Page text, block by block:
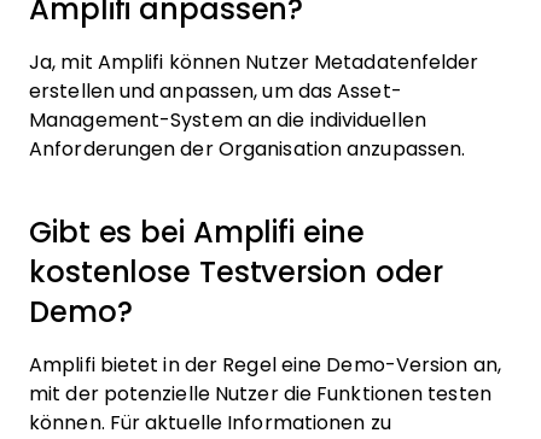
Amplifi anpassen?
Ja, mit Amplifi können Nutzer Metadatenfelder
erstellen und anpassen, um das Asset-
Management-System an die individuellen
Anforderungen der Organisation anzupassen.
Gibt es bei Amplifi eine
kostenlose Testversion oder
Demo?
Amplifi bietet in der Regel eine Demo-Version an,
mit der potenzielle Nutzer die Funktionen testen
können. Für aktuelle Informationen zu